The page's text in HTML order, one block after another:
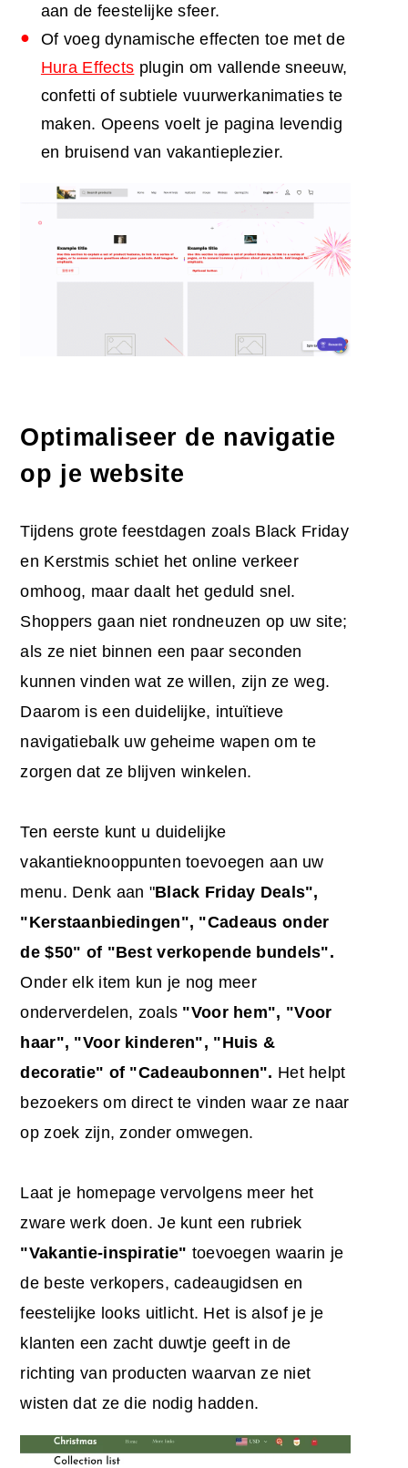
aan de feestelijke sfeer.
Of voeg dynamische effecten toe met de
Hura Effects plugin om vallende sneeuw,
confetti of subtiele vuurwerkanimaties te
maken. Opeens voelt je pagina levendig
en bruisend van vakantieplezier.
Optimaliseer de navigatie
op je website
Tijdens grote feestdagen zoals Black Friday
en Kerstmis schiet het online verkeer
omhoog, maar daalt het geduld snel.
Shoppers gaan niet rondneuzen op uw site;
als ze niet binnen een paar seconden
kunnen vinden wat ze willen, zijn ze weg.
Daarom is een duidelijke, intuïtieve
navigatiebalk uw geheime wapen om te
zorgen dat ze blijven winkelen.
Ten eerste kunt u duidelijke
vakantieknooppunten toevoegen aan uw
menu. Denk aan "Black Friday Deals",
"Kerstaanbiedingen", "Cadeaus onder
de $50" of "Best verkopende bundels".
Onder elk item kun je nog meer
onderverdelen, zoals "Voor hem", "Voor
haar", "Voor kinderen", "Huis &
decoratie" of "Cadeaubonnen". Het helpt
bezoekers om direct te vinden waar ze naar
op zoek zijn, zonder omwegen.
Laat je homepage vervolgens meer het
zware werk doen. Je kunt een rubriek
"Vakantie-inspiratie" toevoegen waarin je
de beste verkopers, cadeaugidsen en
feestelijke looks uitlicht. Het is alsof je je
klanten een zacht duwtje geeft in de
richting van producten waarvan ze niet
wisten dat ze die nodig hadden.